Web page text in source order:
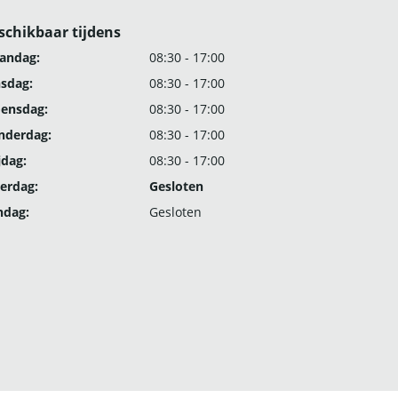
tijdens
08:30 - 17:00
08:30 - 17:00
08:30 - 17:00
08:30 - 17:00
08:30 - 17:00
Gesloten
Gesloten